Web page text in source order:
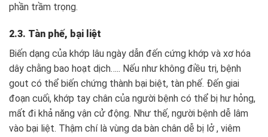
phần trầm trọng.
2.3. Tàn phế, bại liệt
Biến dạng của khớp lâu ngày dẫn đến cứng khớp và xơ hóa
dây chằng bao hoạt dịch….. Nếu như không điều trị, bệnh
gout có thể biến chứng thành bại biệt, tàn phế. Đến giai
đoạn cuối, khớp tay chân của người bệnh có thể bị hư hỏng,
mất đi khả năng vận cử động. Như thế, người bệnh dễ lâm
vào bại liệt. Thậm chí là vùng da bàn chân dễ bị lở , viêm